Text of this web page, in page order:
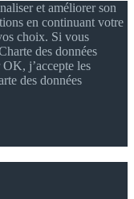
et améliorer son
en continuant votre
choix. Si vous
des données
j’accepte les
des données